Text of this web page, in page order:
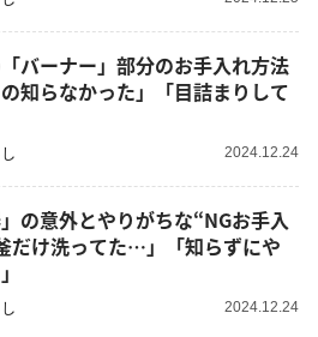
バーナー」部分のお手入れ方法
の知らなかった」「目詰まりして
2024.12.24
」の意外とやりがちな“NGお手入
だけ洗ってた…」「知らずにや
2024.12.24